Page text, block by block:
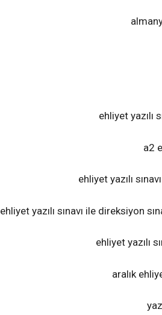
ehliyet yazılı
a2
ehliyet yazılı
ehliyet yazılı sınavı ile direksiyon
ehliyet yazılı
aralık